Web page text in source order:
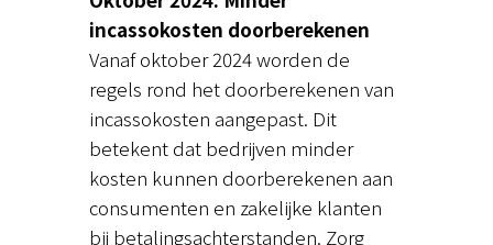
incassokosten doorberekenen
Vanaf oktober 2024 worden de
regels rond het doorberekenen van
incassokosten aangepast. Dit
betekent dat bedrijven minder
kosten kunnen doorberekenen aan
consumenten en zakelijke klanten
bij betalingsachterstanden. Zorg